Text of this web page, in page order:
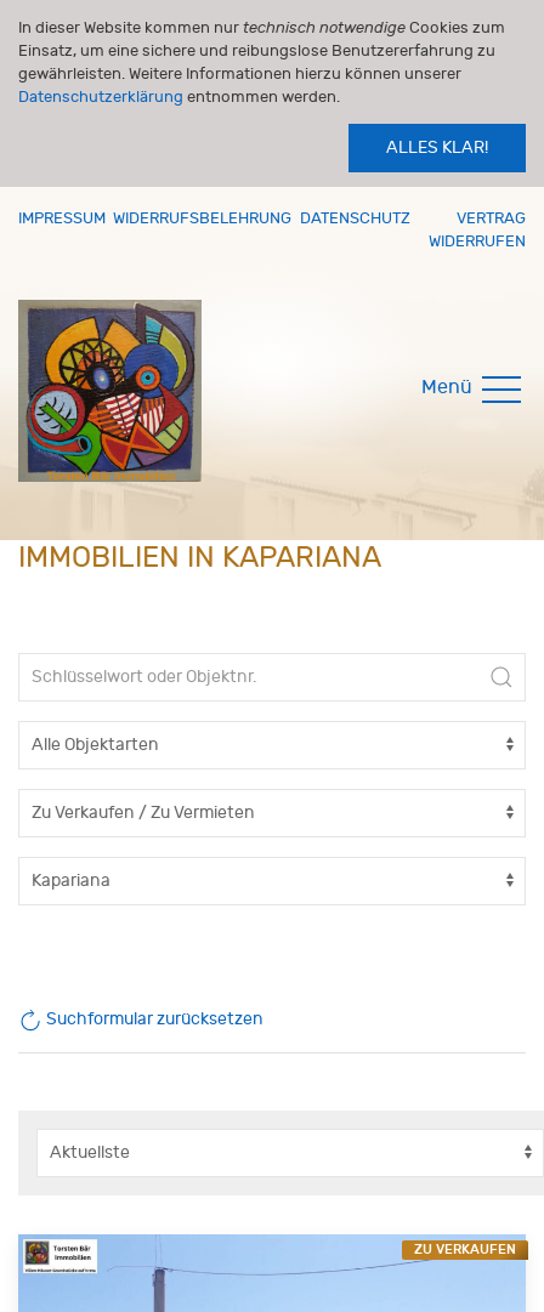
In dieser Website kommen nur technisch notwendige Cookies zum
Einsatz, um eine sichere und reibungslose Benutzererfahrung zu
gewährleisten. Weitere Informationen hierzu können unserer
Datenschutzerklärung entnommen werden.
ALLES KLAR!
IMPRESSUM WIDERRUFSBELEHRUNG DATENSCHUTZ
VERTRAG
WIDERRUFEN
Menü
IMMOBILIEN IN KAPARIANA
Suchformular zurücksetzen
ZU VERKAUFEN